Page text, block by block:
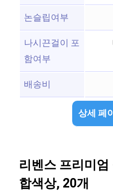
논슬립여부
나시끈걸이 포
함여부
배송비
상세 페
리벤스 프리미
합색상, 20개